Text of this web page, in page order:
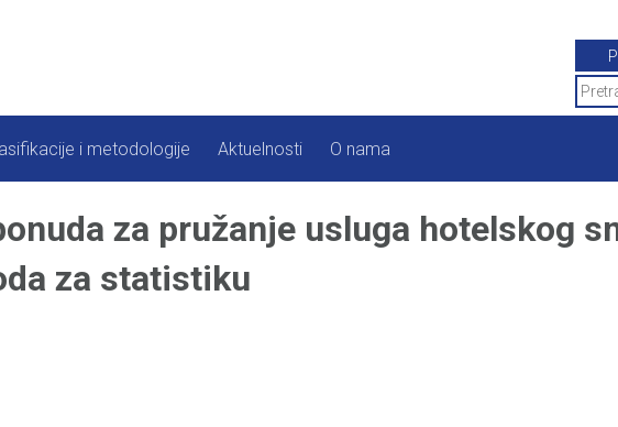
i metodologije Aktuelnosti O nama
za pružanje usluga hotelskog
za statistiku